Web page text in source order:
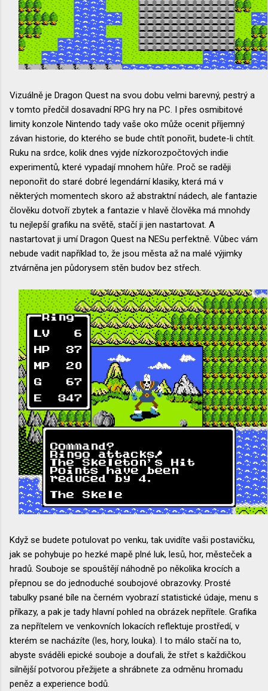
Vizuálně je Dragon Quest na svou dobu velmi barevný, pestrý a
v tomto předčil dosavadní RPG hry na PC. I přes osmibitové
limity konzole Nintendo tady vaše oko může ocenit příjemný
závan historie, do kterého se bude chtít ponořit, budete-li chtít.
Ruku na srdce, kolik dnes vyjde nízkorozpočtových indie
experimentů, které vypadají mnohem hůře. Proč se raději
neponořit do staré dobré legendární klasiky, která má v
některých momentech skoro až abstraktní nádech, ale fantazie
člověku dotvoří zbytek a fantazie v hlavě člověka má mnohdy
tu nejlepší grafiku na světě, stačí ji jen nastartovat. A
nastartovat ji umí Dragon Quest na NESu perfektně. Vůbec vám
nebude vadit například to, že jsou města až na malé výjimky
ztvárněna jen půdorysem stěn budov bez střech.
Když se budete potulovat po venku, tak uvidíte vaši postavičku,
jak se pohybuje po hezké mapě plné luk, lesů, hor, městeček a
hradů. Souboje se spouštějí náhodně po několika krocích a
přepnou se do jednoduché soubojové obrazovky. Prosté
tabulky psané bíle na černém vyobrazí statistické údaje, menu s
příkazy, a pak je tady hlavní pohled na obrázek nepřítele. Grafika
za nepřítelem ve venkovních lokacích reflektuje prostředí, v
kterém se nacházíte (les, hory, louka). I to málo stačí na to,
abyste sváděli epické souboje a doufali, že střet s každičkou
silnější potvorou přežijete a shrábnete za odměnu hromadu
peněz a experience bodů.